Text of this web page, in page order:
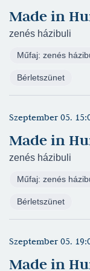
Péter)
Bolba
Szikora
Az Ég tartja
Lehár
Karmester,
(2022/2023)
Kelemen
Mészáros
Szente
Made in
zenés házibuli
Műfaj: zenés
Bérletszünet
Szeptember 05.
Made in
zenés házibuli
Műfaj: zenés
Bérletszünet
Szeptember 05.
Made in